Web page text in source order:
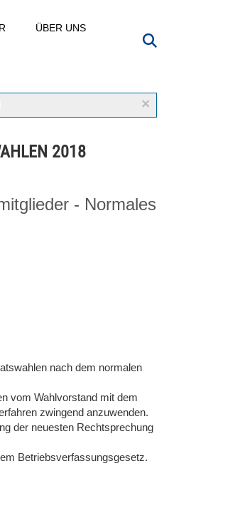
ÜBER UNS
×
2018
- Normales
nach dem normalen
vom Wahlvorstand mit dem
zwingend anzuwenden.
der neuesten Rechtsprechung
Betriebsverfassungsgesetz.